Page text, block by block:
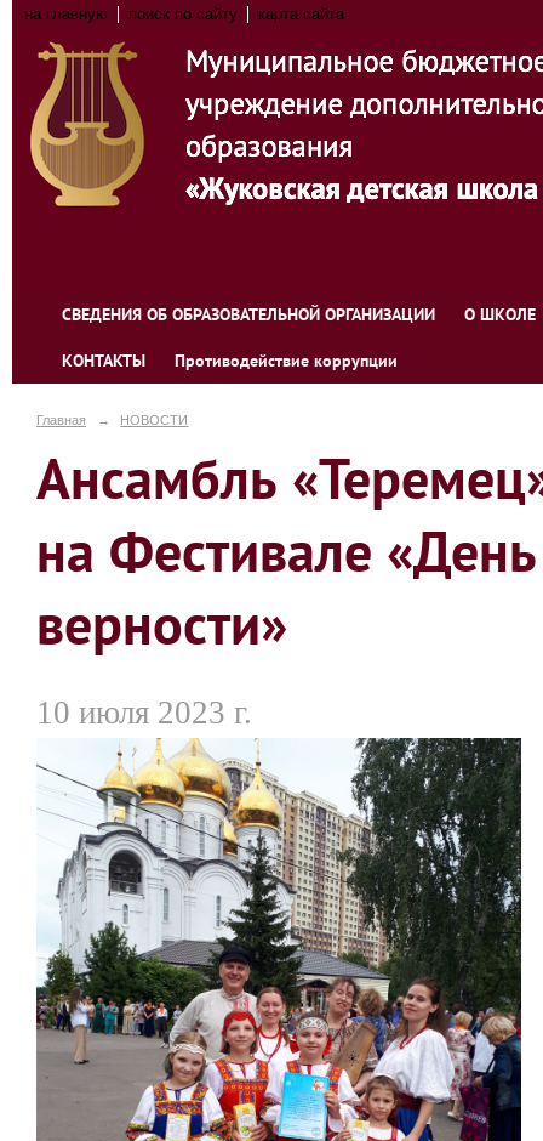
на главную поиск по сайту карта сайта
СВЕДЕНИЯ ОБ ОБРАЗОВАТЕЛЬНОЙ ОРГАНИЗАЦИИ О ШКОЛЕ
КОНТАКТЫ Противодействие коррупции
Главная → НОВОСТИ
Ансамбль
на Фестивале
верности»
10 июля 2023 г.